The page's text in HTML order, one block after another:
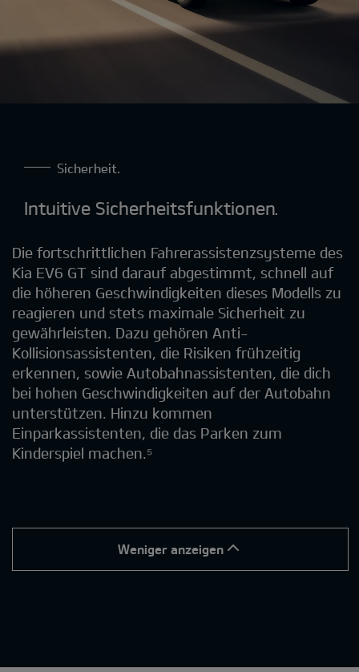
Sicherheit.
Intuitive Sicherheitsfunktionen.
Die fortschrittlichen Fahrerassistenzsysteme des
Kia EV6 GT sind darauf abgestimmt, schnell auf
die höheren Geschwindigkeiten dieses Modells zu
reagieren und stets maximale Sicherheit zu
gewährleisten. Dazu gehören Anti-
Kollisionsassistenten, die Risiken frühzeitig
erkennen, sowie Autobahnassistenten, die dich
bei hohen Geschwindigkeiten auf der Autobahn
unterstützen. Hinzu kommen
Einparkassistenten, die das Parken zum
Kinderspiel machen.⁵
Weniger anzeigen